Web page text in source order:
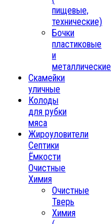
пищевые,
технические)
Бочки
пластиковые
и
металлические
Скамейки
уличные
Колоды
для рубки
мяса
Жироуловители
Септики
Ёмкости
Очистные
Химия
Очистные
Тверь
Химия